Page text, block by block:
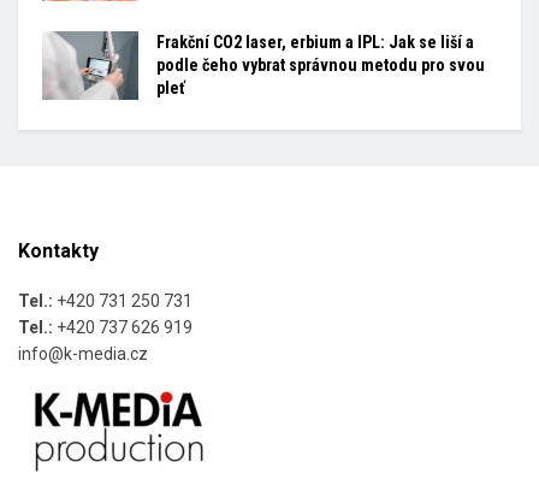
Frakční CO2 laser, erbium a IPL: Jak se liší a
podle čeho vybrat správnou metodu pro svou
pleť
Kontakty
Tel.: +420 731 250 731
Tel.: +420 737 626 919
info@k-media.cz